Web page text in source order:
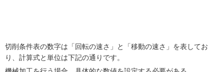
切削条件表の数字は「回転の速さ」と「移動の速さ」を表してお
り、計算式と単位は下記の通りです。